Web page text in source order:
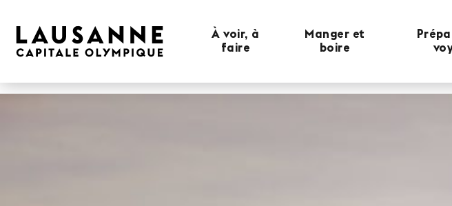
À voir, à
faire
Manger et
boire